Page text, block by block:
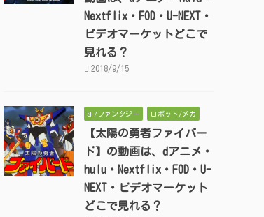
Nextflix・FOD・U-NEXT・
ビデオマーケットどこで
見れる？
2018/9/15
SF/ファンタジー ロボット/メカ
【太陽の勇者ファイバー
ド】の動画は、dアニメ・
hulu・Nextflix・FOD・U-
NEXT・ビデオマーケット
どこで見れる？